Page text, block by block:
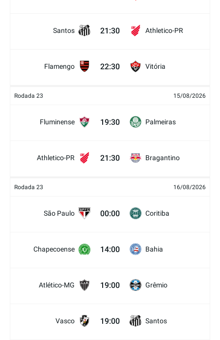
Santos 21:30 Athletico-PR
Flamengo 22:30 Vitória
Rodada 23 15/08/2026
Fluminense 19:30 Palmeiras
Athletico-PR 21:30 Bragantino
Rodada 23 16/08/2026
São Paulo 00:00 Coritiba
Chapecoense 14:00 Bahia
Atlético-MG 19:00 Grêmio
Vasco 19:00 Santos